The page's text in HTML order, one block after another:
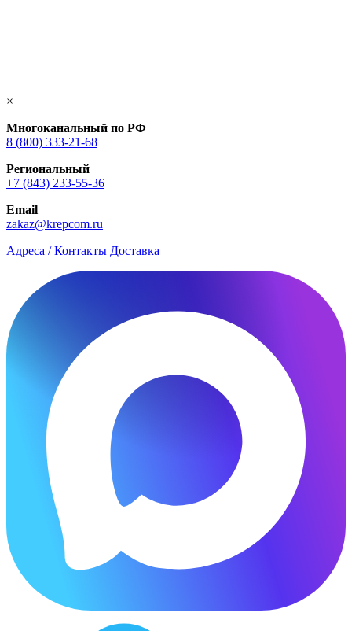
×
Многоканальный по РФ
8 (800) 333‑21-68
Региональный
+7 (843) 233-55-36
Email
zakaz@krepcom.ru
Адреса / Контакты Доставка